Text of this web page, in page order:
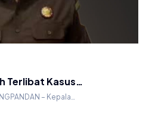
Terlibat Kasus…
– Kepala…